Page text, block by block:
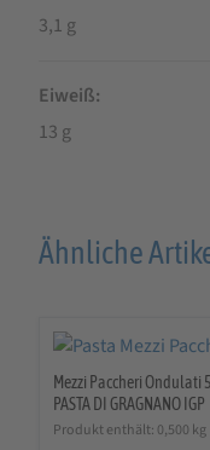
3,1 g
Eiweiß
13 g
Ähnliche
Mezzi Paccheri Ondulati
PASTA DI GRAGNANO IGP
Produkt enthält: 0,500 kg